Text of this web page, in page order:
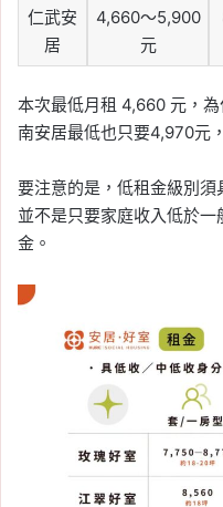
仁武安
居
4,660～5,900
元
本次最低月租 4,660 元，
南安居最低也只要4,970元
要注意的是，低租金級別須
並不是只要家庭收入低於
金。